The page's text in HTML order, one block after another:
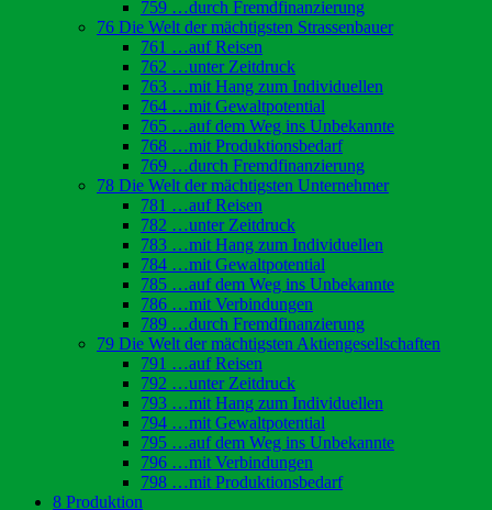
759 …durch Fremdfinanzierung
76 Die Welt der mächtigsten Strassenbauer
761 …auf Reisen
762 …unter Zeitdruck
763 …mit Hang zum Individuellen
764 …mit Gewaltpotential
765 …auf dem Weg ins Unbekannte
768 …mit Produktionsbedarf
769 …durch Fremdfinanzierung
78 Die Welt der mächtigsten Unternehmer
781 …auf Reisen
782 …unter Zeitdruck
783 …mit Hang zum Individuellen
784 …mit Gewaltpotential
785 …auf dem Weg ins Unbekannte
786 …mit Verbindungen
789 …durch Fremdfinanzierung
79 Die Welt der mächtigsten Aktiengesellschaften
791 …auf Reisen
792 …unter Zeitdruck
793 …mit Hang zum Individuellen
794 …mit Gewaltpotential
795 …auf dem Weg ins Unbekannte
796 …mit Verbindungen
798 …mit Produktionsbedarf
8 Produktion